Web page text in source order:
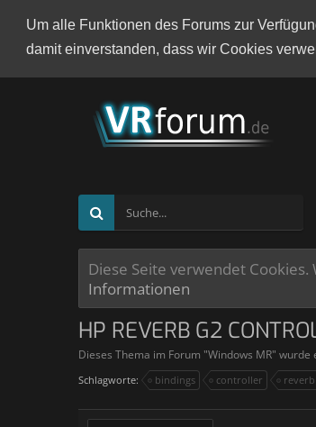
Um alle Funktionen des Forums zur
damit einverstanden, dass wir Cookies
Diese Seite verwendet
Informationen
HP REVERB G2
Dieses Thema im Forum "Windows MR" wurde
Schlagworte: bindings controller